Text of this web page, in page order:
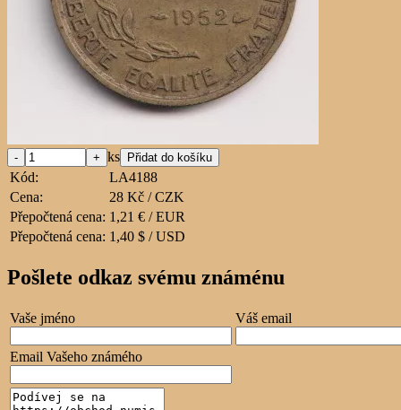
ks
Kód:
LA4188
Cena:
28 Kč / CZK
Přepočtená cena: 1,21 € / EUR
Přepočtená cena: 1,40 $ / USD
Pošlete odkaz svému známénu
Vaše jméno Váš email
Email Vašeho známého